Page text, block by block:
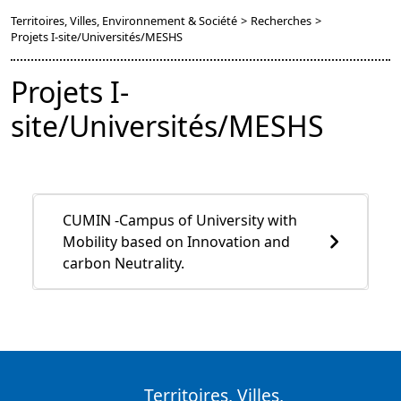
Territoires, Villes, Environnement & Société > Recherches >
Projets I-site/Universités/MESHS
Projets I-
site/Universités/MESHS
CUMIN -Campus of University with
Mobility based on Innovation and
carbon Neutrality.
Territoires, Villes,